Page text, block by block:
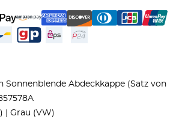
Sonnenblende Abdeckkappe (Satz von
| Grau (VW)